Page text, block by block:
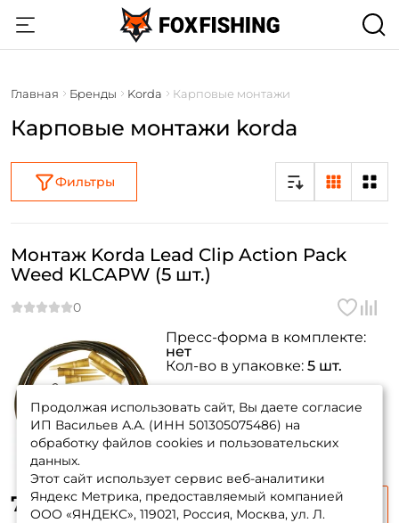
Главная Бренды Korda Карповые монтажи
Карповые монтажи korda
Фильтры
Монтаж Korda Lead Clip Action Pack
Weed KLCAPW (5 шт.)
795 ₽1 055 ₽ -25%
Пресс-форма в комплекте:
нет
Кол-во в упаковке: 5 шт.
Продолжая использовать сайт, Вы даете согласие
ИП Васильев А.А. (ИНН 501305075486) на
обработку файлов cookies и пользовательских
данных.
Этот сайт использует сервис веб-аналитики
Яндекс Метрика, предоставляемый компанией
ООО «ЯНДЕКС», 119021, Россия, Москва, ул. Л.
Создать аккаунт
ФИО: *
Email: *